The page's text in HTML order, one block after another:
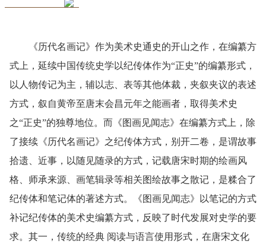
《历代名画记》作为美术史通史的开山之作，在编纂方
式上，延续中国传统史学以纪传体作为“正史”的编纂形式，
以人物传记为主，辅以志、表等其他体裁，夹叙夹议的表述
方式，叙自黄帝至唐末会昌元年之能画者，取得美术史
之“正史”的独尊地位。而《图画见闻志》在编纂方式上，除
了接续《历代名画记》之纪传体方式，别开二卷，是谓故事
拾遗、近事，以随见随录的方式，记载唐宋时期的绘画风
格、师承来源、画笔辑录等相关图绘故事之散记，是糅合了
纪传体和笔记体的著述方式。《图画见闻志》以笔记的方式
补记纪传体的美术史编纂方式，反映了时代发展对史学的要
求。其一，传统的经典 阅读与语言使用形式，在唐宋文化